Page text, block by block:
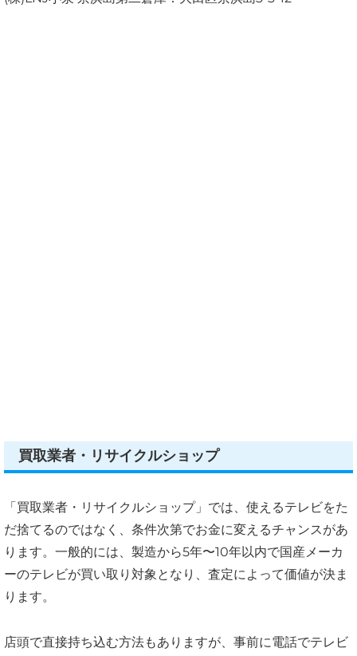
買取業者・リサイクルショップ
「買取業者・リサイクルショップ」では、使えるテレビをた
だ捨てるのではなく、条件次第でお金に変えるチャンスがあ
ります。一般的には、製造から5年〜10年以内で国産メーカ
ーのテレビが買い取り対象となり、査定によって価値が決ま
ります。
店頭で直接持ち込む方法もありますが、事前に電話でテレビ